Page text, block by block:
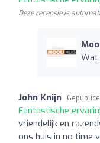
Deze recensie is
Wat
John Knijn
Fantastische
vriendelijk en
ons huis in no time